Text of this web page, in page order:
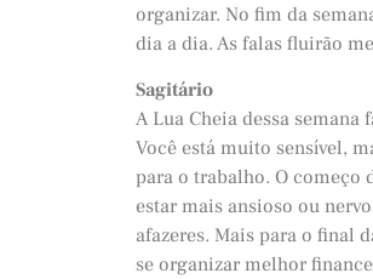
organizar. No fim da
dia a dia. As falas fluirão
Sagitário
A Lua Cheia dessa semana
Você está muito sensível,
para o trabalho. O começo
estar mais ansioso ou
afazeres. Mais para o final
se organizar melhor